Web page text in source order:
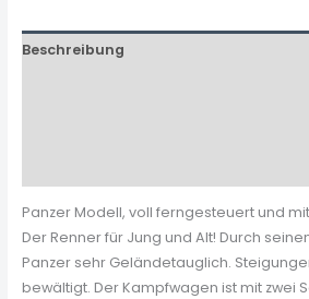
Beschreibung
Panzer Modell, voll ferngesteuert und
Der Renner für Jung und Alt! Durch
Panzer sehr Geländetauglich.
bewältigt. Der Kampfwagen ist mit zwei